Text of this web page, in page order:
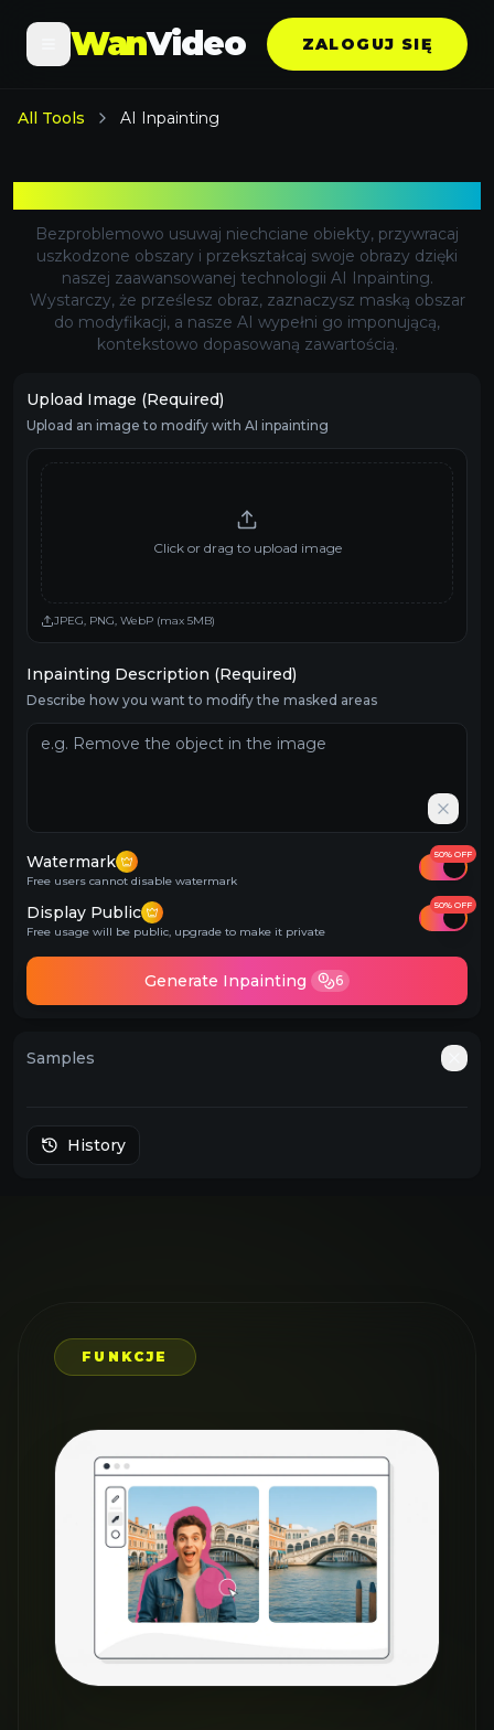
WanVideo ZALOGUJ SIĘ
All Tools AI Inpainting
Bezproblemowo usuwaj niechciane obiekty, przywracaj
uszkodzone obszary i przekształcaj swoje obrazy dzięki
naszej zaawansowanej technologii AI Inpainting.
Wystarczy, że prześlesz obraz, zaznaczysz maską obszar
do modyfikacji, a nasze AI wypełni go imponującą,
kontekstowo dopasowaną zawartością.
Upload Image (Required)
Upload an image to modify with AI inpainting
Click or drag to upload image
JPEG, PNG, WebP (max 5MB)
Inpainting Description (Required)
Describe how you want to modify the masked areas
Watermark
Free users cannot disable watermark
50% OFF
Display Public
Free usage will be public, upgrade to make it private
50% OFF
Generate Inpainting 6
Samples
History
FUNKCJE